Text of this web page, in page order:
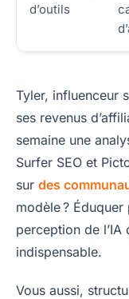
d’outils
Tyler, influenceur
ses revenus
semaine une
Surfer SEO et
sur des
modèle ?
perception de l’IA
indispensable.
Vous aussi,